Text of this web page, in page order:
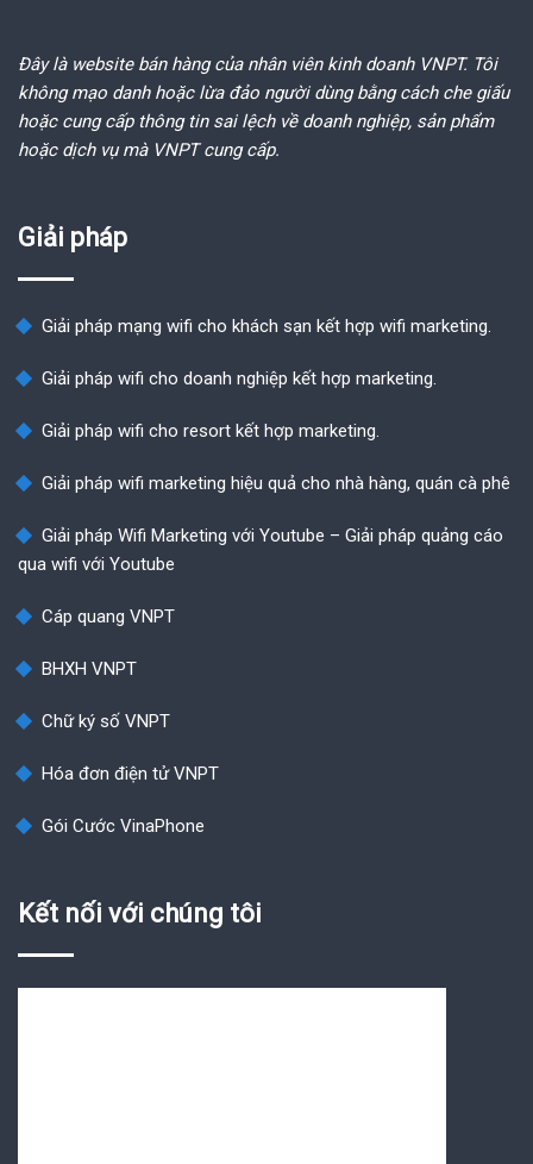
Đây là website bán hàng của nhân viên kinh doanh VNPT. Tôi
không mạo danh hoặc lừa đảo người dùng bằng cách che giấu
hoặc cung cấp thông tin sai lệch về doanh nghiệp, sản phẩm
hoặc dịch vụ mà VNPT cung cấp.
Giải pháp
Giải pháp mạng wifi cho khách sạn kết hợp wifi marketing.
Giải pháp wifi cho doanh nghiệp kết hợp marketing.
Giải pháp wifi cho resort kết hợp marketing.
Giải pháp wifi marketing hiệu quả cho nhà hàng, quán cà phê
Giải pháp Wifi Marketing với Youtube – Giải pháp quảng cáo
qua wifi với Youtube
Cáp quang VNPT
BHXH VNPT
Chữ ký số VNPT
Hóa đơn điện tử VNPT
Gói Cước VinaPhone
Kết nối với chúng tôi